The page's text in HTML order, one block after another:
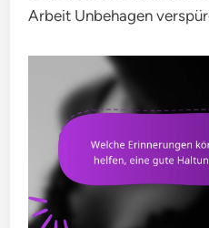
Arbeit Unbehagen